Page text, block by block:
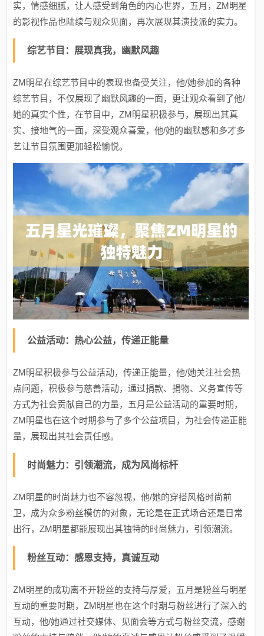
实，情感细腻，让人感受到角色的内心世界，五月，ZM明星
的影视作品也陆续与观众见面，再次展现其演技派的实力。
综艺节目：展现真我，幽默风趣
ZM明星在综艺节目中的表现也备受关注，他/她参加的各种
综艺节目，不仅展现了幽默风趣的一面，更让观众看到了他/
她的真实个性，在节目中，ZM明星积极参与，展现出其真
实、接地气的一面，深受观众喜爱，他/她的幽默感和多才多
艺让节目氛围更加轻松愉悦。
公益活动：热心公益，传递正能量
ZM明星积极参与公益活动，传递正能量，他/她关注社会热
点问题，积极参与慈善活动，通过捐款、捐物、义务宣传等
方式为社会贡献自己的力量，五月是公益活动的重要时期，
ZM明星也在这个时期参与了多个公益项目，为社会传递正能
量，展现出其社会责任感。
时尚魅力：引领潮流，成为风尚标杆
ZM明星的时尚魅力也不容忽视，他/她的穿搭风格时尚前
卫，成为众多粉丝模仿的对象，无论是在正式场合还是日常
出行，ZM明星都能展现出其独特的时尚魅力，引领潮流。
粉丝互动：感恩支持，真诚互动
ZM明星的成功离不开粉丝的支持与厚爱，五月是粉丝与明星
互动的重要时期，ZM明星也在这个时期与粉丝进行了深入的
互动，他/她通过社交媒体、见面会等方式与粉丝交流，感谢